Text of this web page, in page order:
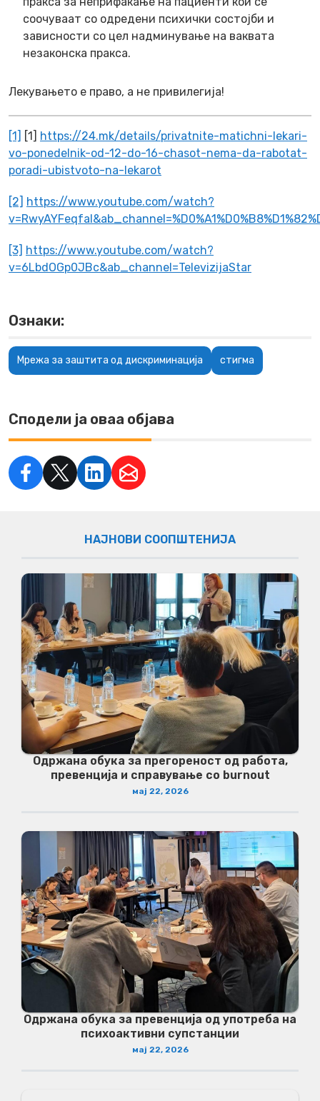
соочуваат со одредени психички состојби и
зависности со цел надминување на ваквата
незаконска пракса.
Лекувањето е право, а не привилегија!
[1] [1] https://24.mk/details/privatnite-matichni-lekari-
vo-ponedelnik-od-12-do-16-chasot-nema-da-rabotat-
poradi-ubistvoto-na-lekarot
[2] https://www.youtube.com/watch?
[3] https://www.youtube.com/watch?
v=6LbdOGp0JBc&ab_channel=TelevizijaStar
Ознаки:
Мрежа за заштита од дискриминација стигма
Сподели ја оваа објава
НАЈНОВИ СООПШТЕНИЈА
Одржана обука за прегореност од работа,
превенција и справување со burnout
мај 22, 2026
Одржана обука за превенција од употреба на
психоактивни супстанции
мај 22, 2026